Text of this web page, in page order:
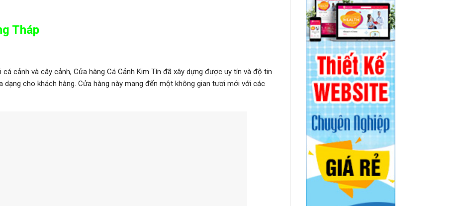
Tháp
cảnh và cây cảnh, Cửa hàng Cá Cảnh Kim Tín đã xây dựng được uy tín và độ tin
cho khách hàng. Cửa hàng này mang đến một không gian tươi mới với các